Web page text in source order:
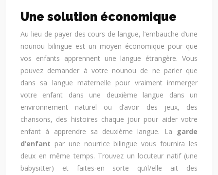
Une solution économique
Au lieu de payer des cours de langue, l’embauche d’une
nounou bilingue est un moyen économique pour que
vos enfants apprennent une langue étrangère. Vous
pouvez demander à votre nounou de ne parler que
dans sa langue maternelle pour vraiment immerger
votre enfant dans une deuxième langue dans un
environnement naturel ou d’avoir des jeux, des
chansons, des histoires chaque jour pour aider votre
enfant à apprendre sa deuxième langue. La
garde
d’enfant par une nourrice bilingue vous fournira les
deux en même temps. Trouvez un locuteur natif (une
babysitter) et faites-en sorte qu’il/elle ait des